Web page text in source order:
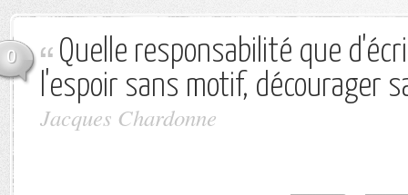
0
Quelle responsabilité que
l'espoir sans motif, décourager
Jacques Chardonne